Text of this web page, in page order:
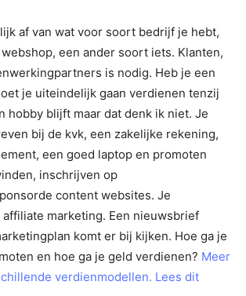
af van wat voor soort bedrijf je hebt,
een ander soort iets. Klanten,
is nodig. Heb je een
je uiteindelijk gaan verdienen tenzij
hobby blijft maar dat denk ik niet. Je
bij de kvk, een zakelijke rekening,
een goed laptop en promoten
inschrijven op
content websites. Je
marketing. Een nieuwsbrief
komt er bij kijken. Hoe ga je
en hoe ga je geld verdienen? Meer
verdienmodellen. Lees dit